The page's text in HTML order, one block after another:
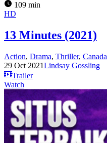
109 min
HD
13 Minutes (2021)
Action, Drama, Thriller, Canada
29 Oct 2021Lindsay Gossling
Trailer
Watch